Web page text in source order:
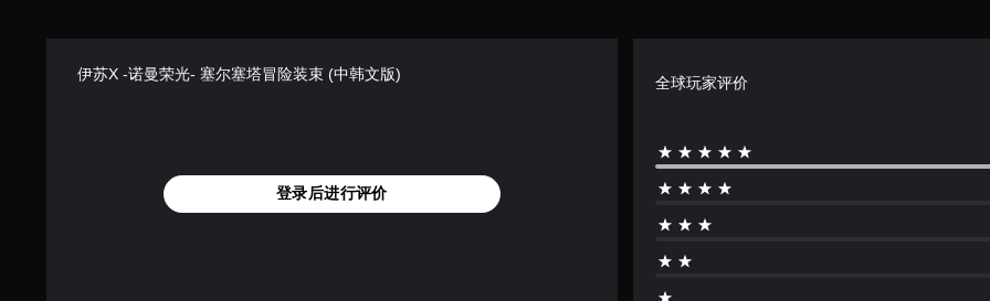
伊苏X -诺曼荣光- 塞尔塞塔冒险装束 (中韩文版)
登录后进行评价
全球玩家评价